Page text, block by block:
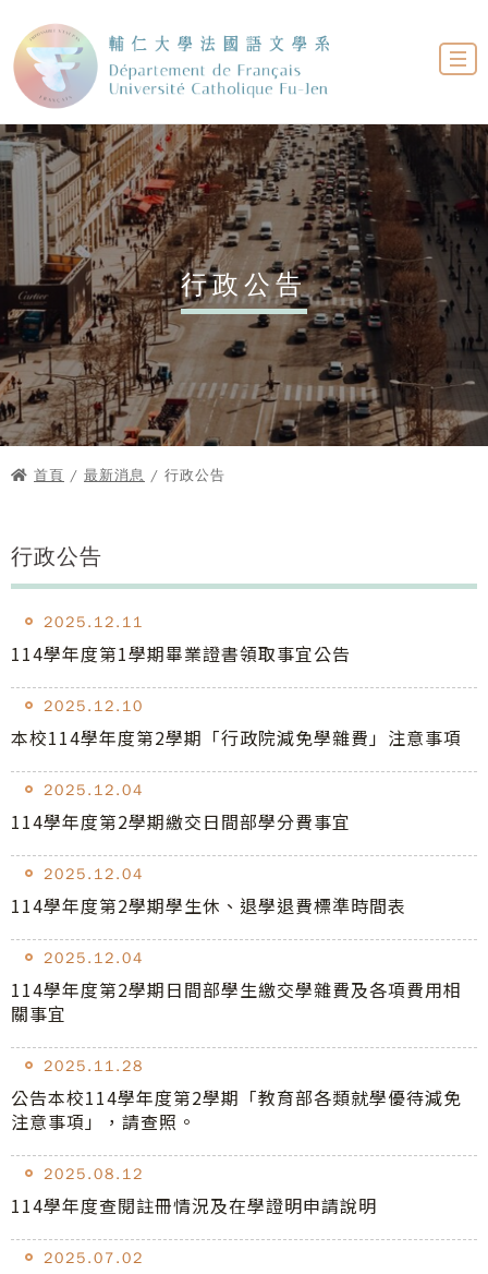
行政公告
首頁 / 最新消息 / 行政公告
行政公告
2025.12.11
114學年度第1學期畢業證書領取事宜公告
2025.12.10
本校114學年度第2學期「行政院減免學雜費」注意事項
2025.12.04
114學年度第2學期繳交日間部學分費事宜
2025.12.04
114學年度第2學期學生休、退學退費標準時間表
2025.12.04
114學年度第2學期日間部學生繳交學雜費及各項費用相
關事宜
2025.11.28
公告本校114學年度第2學期「教育部各類就學優待減免
注意事項」，請查照。
2025.08.12
114學年度查閱註冊情況及在學證明申請說明
2025.07.02